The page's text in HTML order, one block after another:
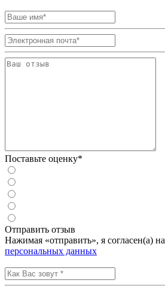
Поставьте оценку*
Отправить отзыв
Нажимая «отправить», я согласен(а) на
персональных данных